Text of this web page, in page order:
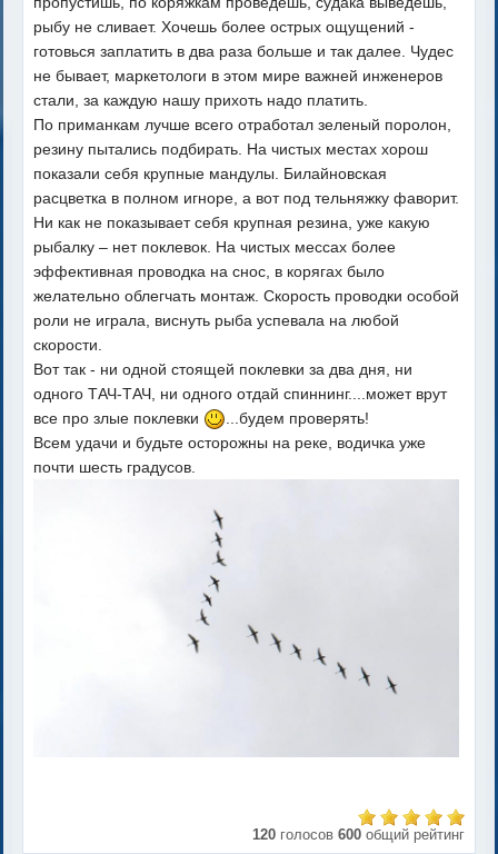
рыбу не сливает. Хочешь более острых ощущений -
готовься заплатить в два раза больше и так далее. Чудес
не бывает, маркетологи в этом мире важней инженеров
стали, за каждую нашу прихоть надо платить.
По приманкам лучше всего отработал зеленый поролон,
резину пытались подбирать. На чистых местах хорош
показали себя крупные мандулы. Билайновская
расцветка в полном игноре, а вот под тельняжку фаворит.
Ни как не показывает себя крупная резина, уже какую
рыбалку – нет поклевок. На чистых мессах более
эффективная проводка на снос, в корягах было
желательно облегчать монтаж. Скорость проводки особой
роли не играла, виснуть рыба успевала на любой
скорости.
Вот так - ни одной стоящей поклевки за два дня, ни
одного ТАЧ-ТАЧ, ни одного отдай спиннинг....может врут
все про злые поклевки
...будем проверять!
Всем удачи и будьте осторожны на реке, водичка уже
почти шесть градусов.
120 голосов 600 общий рейтинг